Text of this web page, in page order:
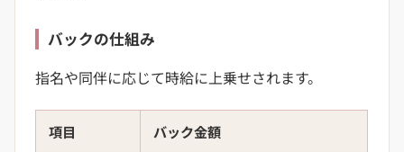
バックの仕組み
指名や同伴に応じて時給に上乗せされます。
項目 バック金額